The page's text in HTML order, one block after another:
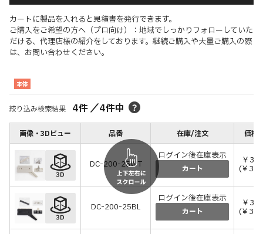
カートに製品を入れると見積書を発行できます。
ご購入をご希望の方へ（プロ向け）：地域でしっかりフォローしていた
だける、代理店様の紹介をしております。継続ご購入や大量ご購入の際
は、お問い合わせください。
本体
絞り込み検索結果 4件／4件中
画像・3Dビュー 品番 在庫/注文 価格(
DC-200-25WT
ログイン後在庫表示
カート
￥
(￥
DC-200-25BL
ログイン後在庫表示
カート
￥
(￥